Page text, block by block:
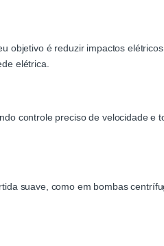
é reduzir impactos
elétrica.
controle preciso de velocidade e
suave, como em bombas